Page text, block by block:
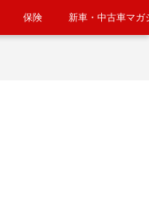
保険 新車・中古車マガ